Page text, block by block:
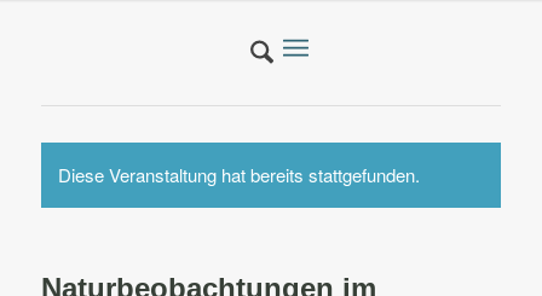
Diese Veranstaltung hat bereits stattgefunden.
Naturbeobachtungen im